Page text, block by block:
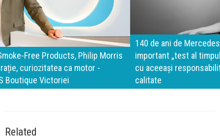
140 de ani de Mercedes-Benz. Ramona Pîrlog: Cel mai
important „test al timpului” este să inovăm constant, dar
cu aceeași responsabilitate față de oameni, siguranță și
calitate
Related